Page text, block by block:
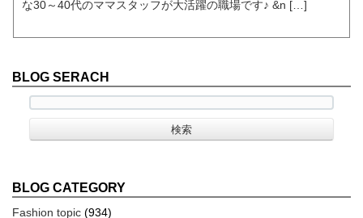
な30～40代のママスタッフが大活躍の職場です♪ &n […]
BLOG SERACH
BLOG CATEGORY
Fashion topic (934)